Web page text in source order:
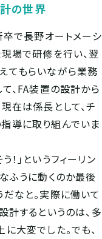
の世界
で長野オートメーシ
場で研修を行い、翌
てもらいながら業務
、FA装置の設計から
在は係長として、チ
導に取り組んでいま
」というフィーリン
ふうに動くのか最後
なと。実際に働いて
計するというのは、多
大変でした。でも、